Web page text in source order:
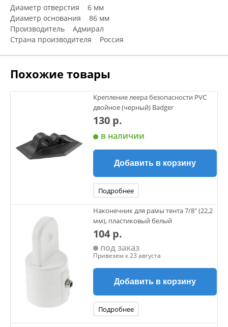
Диаметр отверстия 6 мм
Диаметр основания 86 мм
Производитель Адмирал
Страна производителя Россия
Похожие товары
Крепление леера безопасности PVC
двойное (черный) Badger
130 р.
в наличии
Добавить в корзину
Подробнее
Наконечник для рамы тента 7/8" (22,2
мм), пластиковый белый
104 р.
под заказ
Привезем к 23 августа
Добавить в корзину
Подробнее